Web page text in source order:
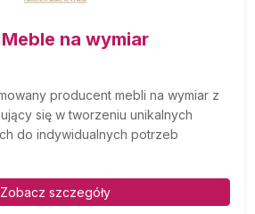
na wymiar
producent mebli na wymiar z
się w tworzeniu unikalnych
do indywidualnych potrzeb
Zobacz szczegóły